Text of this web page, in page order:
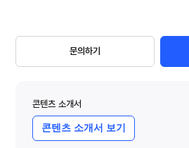
문의하기
콘텐츠 소개서
콘텐츠 소개서 보기